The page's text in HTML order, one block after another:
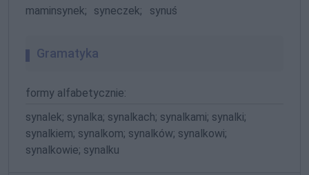
maminsynek; syneczek; synuś
Gramatyka
formy alfabetycznie:
synalek; synalka; synalkach; synalkami; synalki;
synalkiem; synalkom; synalków; synalkowi;
synalkowie; synalku